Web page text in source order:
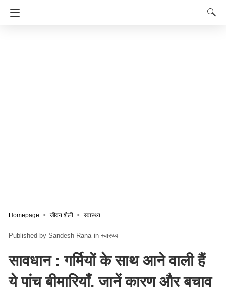
Homepage जीवन शैली स्वास्थ्य
Sandesh Rana in स्वास्थ्य
सावधान : गर्मियों के साथ आने वाली हैं
ये पांच बीमारियाँ, जानें कारण और बचाव